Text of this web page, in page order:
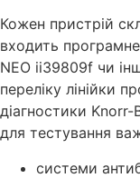
Кожен пристрій
входить
NEO ii39809f чи
переліку лінійки
діагностики Knorr-
для тестування
системи